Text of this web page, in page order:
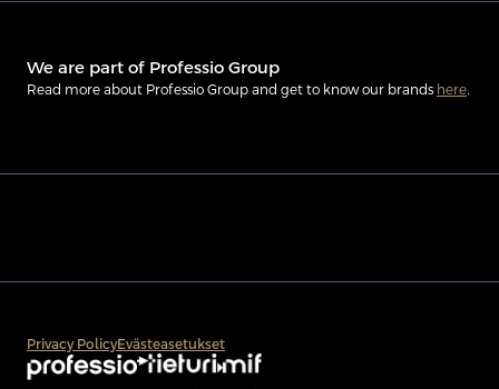
We are part of Professio Group
Read more about Professio Group and get to know our brands here.
Privacy PolicyEvästeasetukset